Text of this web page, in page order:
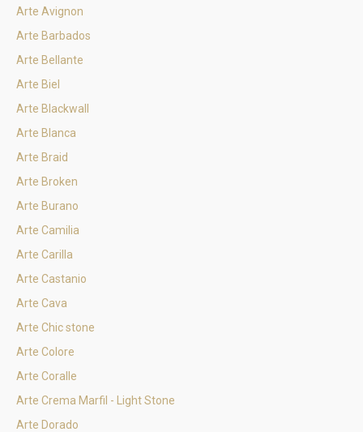
Arte Avignon
Arte Barbados
Arte Bellante
Arte Biel
Arte Blackwall
Arte Blanca
Arte Braid
Arte Broken
Arte Burano
Arte Camilia
Arte Carilla
Arte Castanio
Arte Cava
Arte Chic stone
Arte Colore
Arte Coralle
Arte Crema Marfil - Light Stone
Arte Dorado